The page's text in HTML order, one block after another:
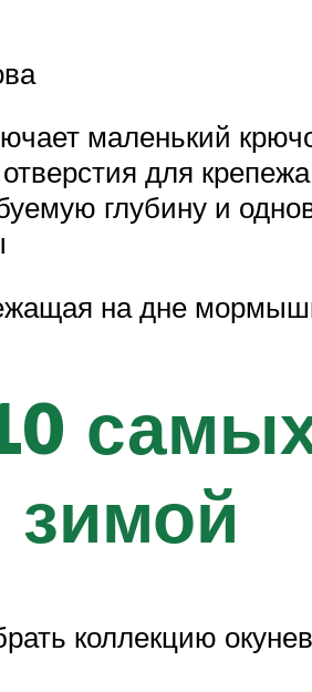
маленький
для
глубину и
на дне
зимой
коллекцию